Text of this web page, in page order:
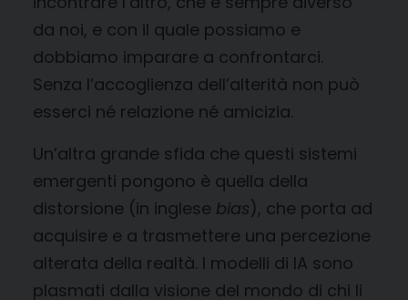
da noi, e con il quale possiamo e
dobbiamo imparare a confrontarci.
Senza l’accoglienza dell’alterità non può
esserci né relazione né amicizia.
Un’altra grande sfida che questi sistemi
emergenti pongono è quella della
distorsione (in inglese bias), che porta ad
acquisire e a trasmettere una percezione
alterata della realtà. I modelli di IA sono
plasmati dalla visione del mondo di chi li